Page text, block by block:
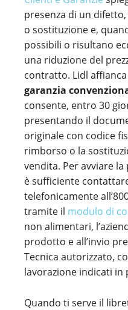
presenza di un
o sostituzione e,
possibili o risultano
una riduzione del
contratto. Lidl
garanzia
consente, entro 30
presentando il
originale con codice
rimborso o la
vendita. Per avviare
è sufficiente
telefonicamente
tramite il modulo di
non alimentari,
prodotto e all’invio
Tecnica autorizzato,
lavorazione indicati in
Quando ti serve il